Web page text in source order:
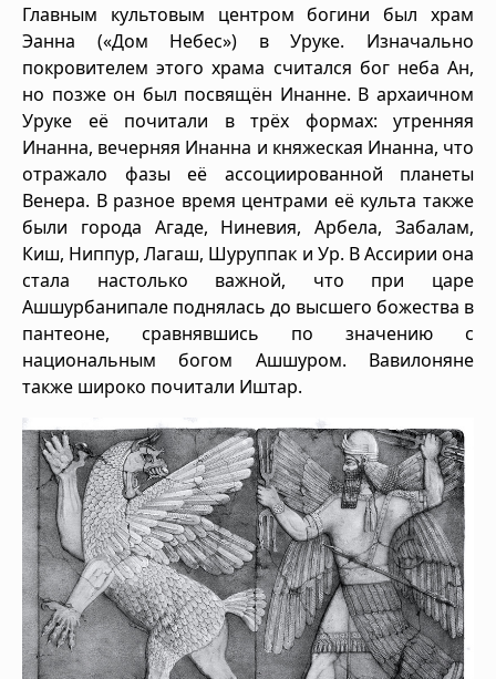
Главным культовым центром богини был храм
Эанна («Дом Небес») в Уруке. Изначально
покровителем этого храма считался бог неба Ан,
но позже он был посвящён Инанне. В архаичном
Уруке её почитали в трёх формах: утренняя
Инанна, вечерняя Инанна и княжеская Инанна, что
отражало фазы её ассоциированной планеты
Венера. В разное время центрами её культа также
были города Агаде, Ниневия, Арбела, Забалам,
Киш, Ниппур, Лагаш, Шуруппак и Ур. В Ассирии она
стала настолько важной, что при царе
Ашшурбанипале поднялась до высшего божества в
пантеоне, сравнявшись по значению с
национальным богом Ашшуром. Вавилоняне
также широко почитали Иштар.